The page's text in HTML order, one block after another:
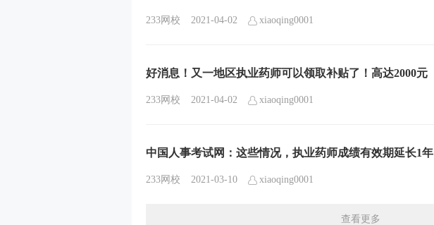
233网校 2021-04-02 xiaoqing0001
好消息！又一地区执业药师可以领取补贴了！高达2000元
233网校 2021-04-02 xiaoqing0001
中国人事考试网：这些情况，执业药师成绩有效期延长1年
233网校 2021-03-10 xiaoqing0001
查看更多